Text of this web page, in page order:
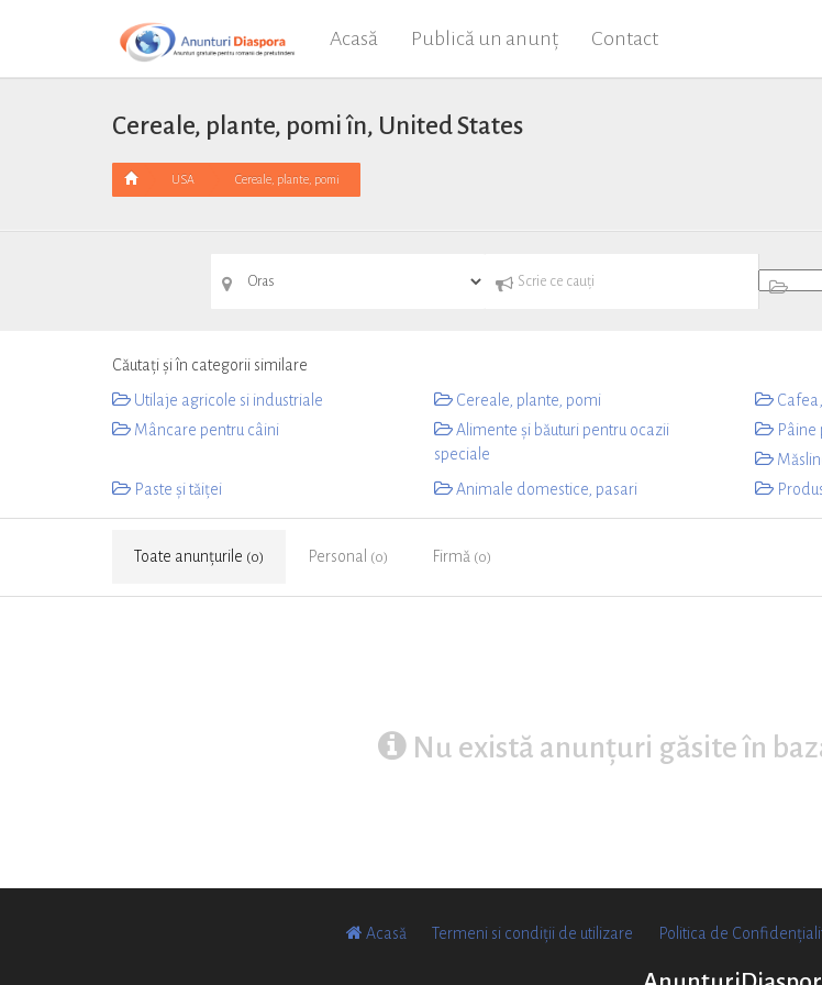
Acasă Publică un anunț Contact
Cereale, plante, pomi în, United States
USA Cereale, plante, pomi
Căutați și în categorii similare
Utilaje agricole si industriale
Cereale, plante, pomi
Mâncare pentru câini
Alimente și băuturi pentru ocazii
speciale
Paste și tăiței
Animale domestice, pasari
Toate anunțurile (0) Personal (0) Firmă (0)
Nu există anunțuri găsite în
Acasă Termeni si condiții de utilizare Politica de